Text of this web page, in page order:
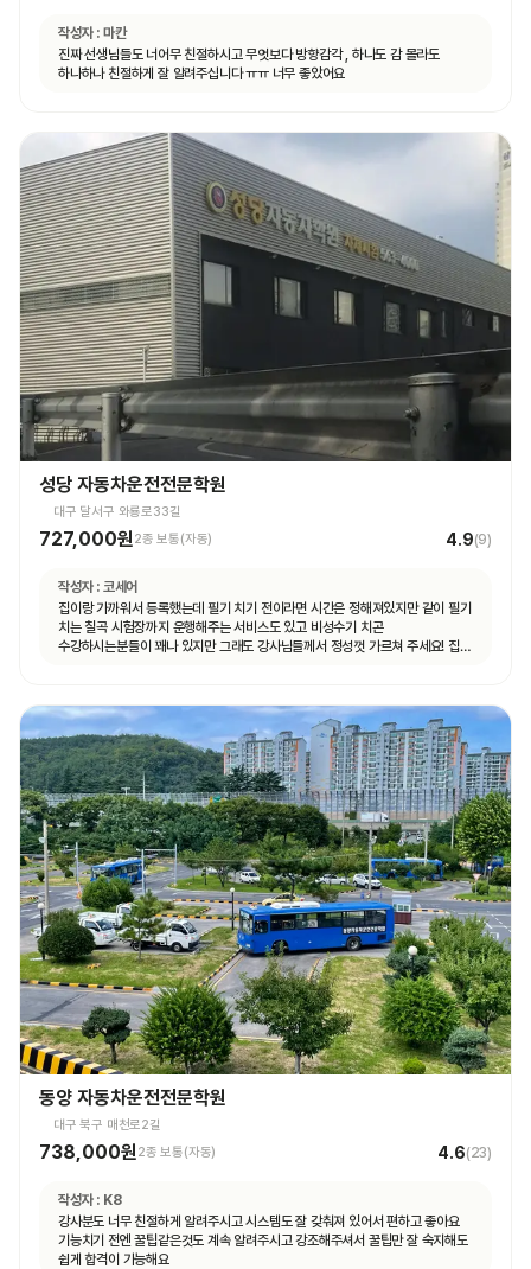
작성자 : 마칸
진짜 선생님들도 너어무 친절하시고 무엇보다 방향감각 , 하나도 감 몰라도
하나하나 친절하게 잘 알려주십니다 ㅠㅠ 너무 좋았어요
성당 자동차운전전문학원
대구 달서구 와룡로33길
727,000원2종 보통(자동) 4.9(9)
작성자 : 코세어
집이랑 가까워서 등록했는데 필기 치기 전이라면 시간은 정해져있지만 같이 필기
치는 칠곡 시험장까지 운행해주는 서비스도 있고 비성수기 치곤
수강하시는분들이 꽤나 있지만 그래도 강사님들께서 정성껏 가르쳐 주세요! 집
동양 자동차운전전문학원
대구 북구 매천로2길
738,000원 2종 보통(자동) 4.6(23)
작성자 : K8
강사분도 너무 친절하게 알려주시고 시스템도 잘 갖춰져 있어서 편하고 좋아요
기능치기 전엔 꿀팁같은것도 계속 알려주시고 강조해주셔서 꿀팁만 잘 숙지해도
쉽게 합격이 가능해요